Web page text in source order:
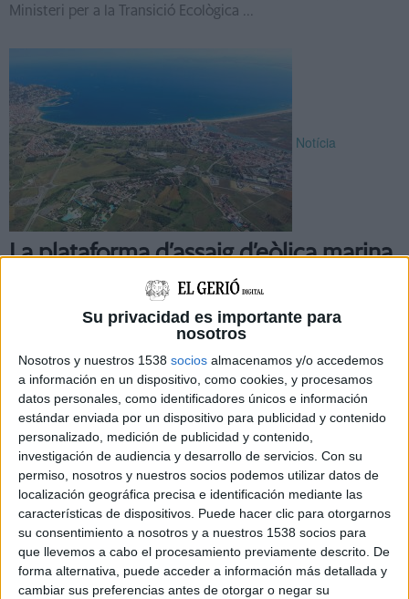
Su privacidad es importante para
nosotros
Nosotros y nuestros 1538 socios almacenamos y/o accedemos
a información en un dispositivo, como cookies, y procesamos
datos personales, como identificadores únicos e información
estándar enviada por un dispositivo para publicidad y contenido
personalizado, medición de publicidad y contenido,
investigación de audiencia y desarrollo de servicios. Con su
permiso, nosotros y nuestros socios podemos utilizar datos de
localización geográfica precisa e identificación mediante las
características de dispositivos. Puede hacer clic para otorgarnos
su consentimiento a nosotros y a nuestros 1538 socios para
que llevemos a cabo el procesamiento previamente descrito. De
forma alternativa, puede acceder a información más detallada y
cambiar sus preferencias antes de otorgar o negar su
Ministeri per a la Transició Ecològica ...
Notícia
La plataforma d’assaig d’eòlica marina
al golf de Roses, a punt de
desencallar-se
La plataforma d’assaig d’eòlica marina Plemcat està a punt de
desencallar-se al golf de Roses. El Ministeri per a la Transició
Ecològica va treure a informació ...
Notícia